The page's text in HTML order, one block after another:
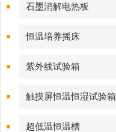
石墨消解电热板
恒温培养摇床
紫外线试验箱
触摸屏恒温恒湿试验箱
超低温恒温槽